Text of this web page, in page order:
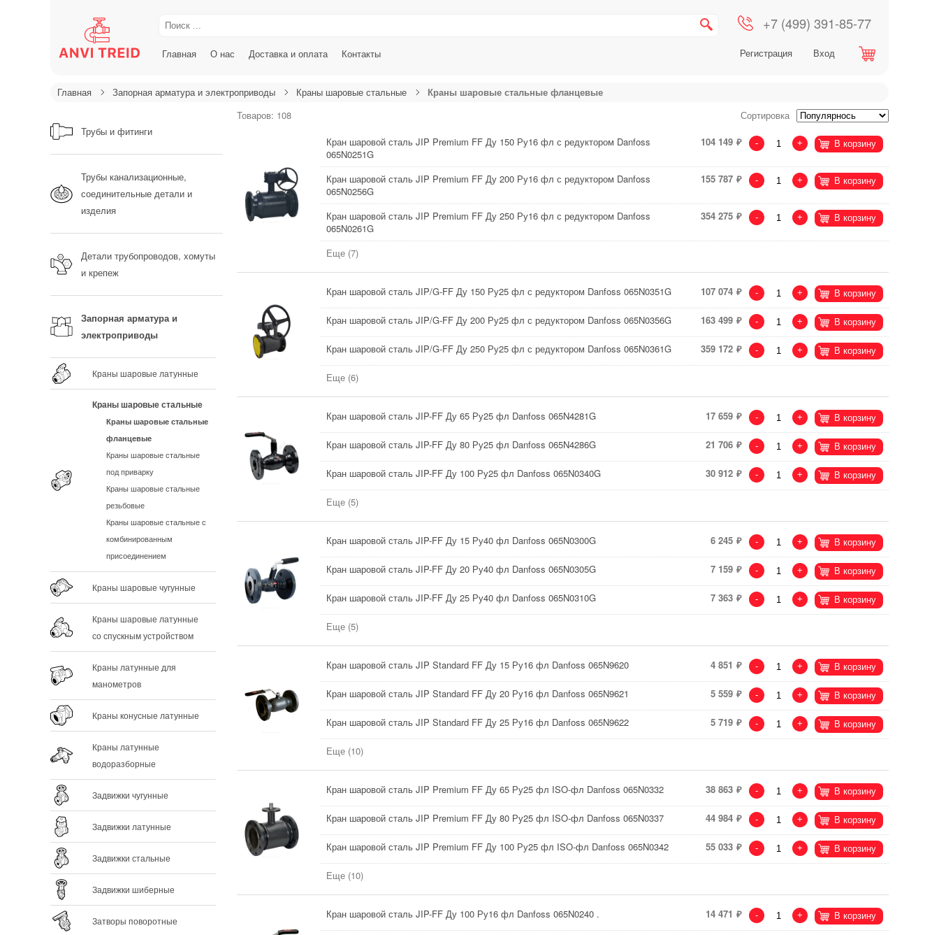
Главная О нас Доставка и оплата Контакты
+7 (499) 391-85-77
Регистрация Вход
Главная Запорная арматура и электроприводы Краны шаровые стальные Краны шаровые стальные фланцевые
Трубы и фитинги
Трубы канализационные,
соединительные детали и
изделия
Детали трубопроводов, хомуты
и крепеж
Запорная арматура и
электроприводы
Краны шаровые латунные
Краны шаровые стальные
Краны шаровые стальные
фланцевые
Краны шаровые стальные
под приварку
Краны шаровые стальные
резьбовые
Краны шаровые стальные с
комбинированным
присоединением
Краны шаровые чугунные
Краны шаровые латунные
со спускным устройством
Краны латунные для
манометров
Краны конусные латунные
Краны латунные
водоразборные
Задвижки чугунные
Задвижки латунные
Задвижки стальные
Задвижки шиберные
Затворы поворотные
Товаров: 108
Сортировка
Кран шаровой сталь JIP Premium FF Ду 150 Ру16 фл с редуктором Danfoss
065N0251G
104 149 - + В корзину
Кран шаровой сталь JIP Premium FF Ду 200 Ру16 фл с редуктором Danfoss
065N0256G
155 787 - + В корзину
Кран шаровой сталь JIP Premium FF Ду 250 Ру16 фл с редуктором Danfoss
065N0261G
354 275 - + В корзину
Еще (7)
Кран шаровой сталь JIP/G-FF Ду 150 Ру25 фл с редуктором Danfoss 065N0351G 107 074 - + В корзину
Кран шаровой сталь JIP/G-FF Ду 200 Ру25 фл с редуктором Danfoss 065N0356G 163 499 - + В корзину
Кран шаровой сталь JIP/G-FF Ду 250 Ру25 фл с редуктором Danfoss 065N0361G 359 172 - + В корзину
Еще (6)
Кран шаровой сталь JIP-FF Ду 65 Ру25 фл Danfoss 065N4281G 17 659 - + В корзину
Кран шаровой сталь JIP-FF Ду 80 Ру25 фл Danfoss 065N4286G 21 706 - + В корзину
Кран шаровой сталь JIP-FF Ду 100 Ру25 фл Danfoss 065N0340G 30 912 - + В корзину
Еще (5)
Кран шаровой сталь JIP-FF Ду 15 Ру40 фл Danfoss 065N0300G 6 245 - + В корзину
Кран шаровой сталь JIP-FF Ду 20 Ру40 фл Danfoss 065N0305G 7 159 - + В корзину
Кран шаровой сталь JIP-FF Ду 25 Ру40 фл Danfoss 065N0310G 7 363 - + В корзину
Еще (5)
Кран шаровой сталь JIP Standard FF Ду 15 Ру16 фл Danfoss 065N9620 4 851 - + В корзину
Кран шаровой сталь JIP Standard FF Ду 20 Ру16 фл Danfoss 065N9621 5 559 - + В корзину
Кран шаровой сталь JIP Standard FF Ду 25 Ру16 фл Danfoss 065N9622 5 719 - + В корзину
Еще (10)
Кран шаровой сталь JIP Premium FF Ду 65 Ру25 фл ISO-фл Danfoss 065N0332 38 863 - + В корзину
Кран шаровой сталь JIP Premium FF Ду 80 Ру25 фл ISO-фл Danfoss 065N0337 44 984 - + В корзину
Кран шаровой сталь JIP Premium FF Ду 100 Ру25 фл ISO-фл Danfoss 065N0342 55 033 - + В корзину
Еще (10)
Кран шаровой сталь JIP-FF Ду 100 Ру16 фл Danfoss 065N0240 . 14 471 - + В корзину